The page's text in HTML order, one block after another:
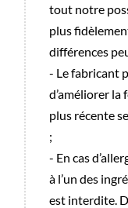
tout notre
plus
différences
- Le fabricant
d’améliorer la
plus récente
;
- En cas
à l’un des
est interdite.